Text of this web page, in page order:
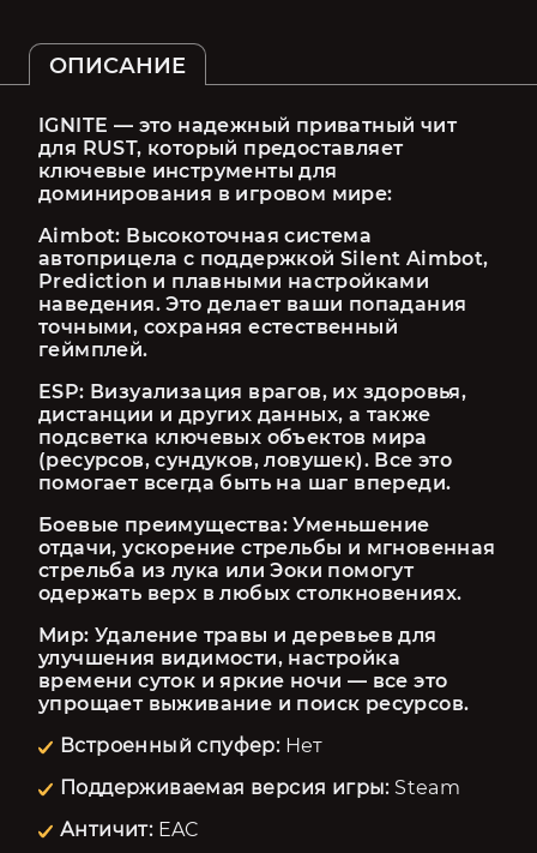
ОПИСАНИЕ
IGNITE — это надежный приватный чит
для RUST, который предоставляет
ключевые инструменты для
доминирования в игровом мире:
Aimbot: Высокоточная система
автоприцела с поддержкой Silent Aimbot,
Prediction и плавными настройками
наведения. Это делает ваши попадания
точными, сохраняя естественный
геймплей.
ESP: Визуализация врагов, их здоровья,
дистанции и других данных, а также
подсветка ключевых объектов мира
(ресурсов, сундуков, ловушек). Все это
помогает всегда быть на шаг впереди.
Боевые преимущества: Уменьшение
отдачи, ускорение стрельбы и мгновенная
стрельба из лука или Эоки помогут
одержать верх в любых столкновениях.
Мир: Удаление травы и деревьев для
улучшения видимости, настройка
времени суток и яркие ночи — все это
упрощает выживание и поиск ресурсов.
Встроенный спуфер: Нет
Поддерживаемая версия игры: Steam
Античит:EAC